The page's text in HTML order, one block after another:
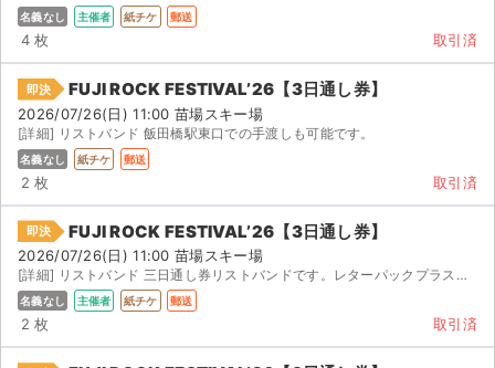
名義なし 主催者 紙チケ 郵送
4 枚 取引済
即決 FUJI ROCK FESTIVAL’26【3日通し券】
2026/07/26(日) 11:00 苗場スキー場
[詳細] リストバンド 飯田橋駅東口での手渡しも可能です。
名義なし 紙チケ 郵送
2 枚 取引済
即決 FUJI ROCK FESTIVAL’26【3日通し券】
2026/07/26(日) 11:00 苗場スキー場
[詳細] リストバンド 三日通し券リストバンドです。レターパックプラスで発送します。
名義なし 主催者 紙チケ 郵送
2 枚 取引済